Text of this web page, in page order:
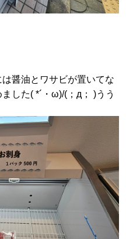
醤油とワサビが置いてな
した( *´・ω)/(；д； )うう